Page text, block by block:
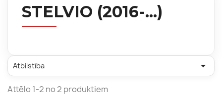
STELVIO (2016-...)
Atbilstība 
Attēlo 1-2 no 2 produktiem